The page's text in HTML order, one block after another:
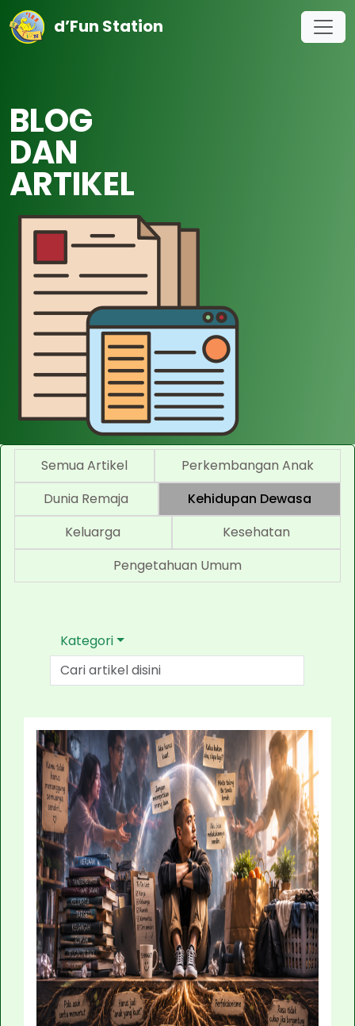
d’Fun Station
BLOG
DAN
ARTIKEL
Semua Artikel
Perkembangan Anak
Dunia Remaja
Kehidupan Dewasa
Keluarga
Kesehatan
Pengetahuan Umum
Kategori